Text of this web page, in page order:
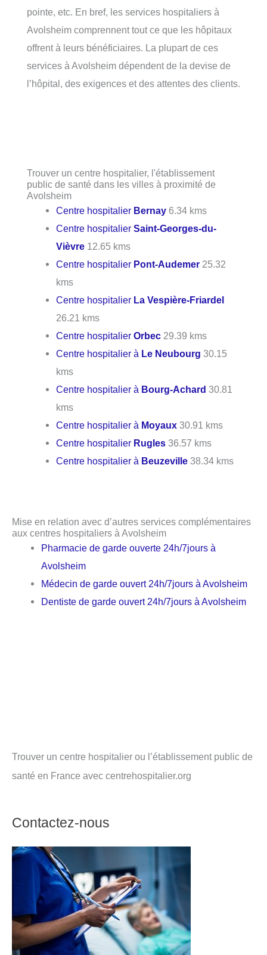
pointe, etc. En bref, les services hospitaliers à
Avolsheim comprennent tout ce que les hôpitaux
offrent à leurs bénéficiaires. La plupart de ces
services à Avolsheim dépendent de la devise de
l’hôpital, des exigences et des attentes des clients.
Trouver un centre hospitalier, l'établissement
public de santé dans les villes à proximité de
Avolsheim
Centre hospitalier Bernay 6.34 kms
Centre hospitalierSaint-Georges-du-
Vièvre 12.65 kms
Centre hospitalier Pont-Audemer 25.32
kms
Centre hospitalier La Vespière-Friardel
26.21 kms
Centre hospitalierOrbec 29.39 kms
Centre hospitalier à Le Neubourg 30.15
kms
Centre hospitalier à Bourg-Achard 30.81
kms
Centre hospitalier à Moyaux 30.91 kms
Centre hospitalier Rugles 36.57 kms
Centre hospitalier à Beuzeville 38.34 kms
Mise en relation avec d’autres services complémentaires
aux centres hospitaliers à Avolsheim
Pharmacie de garde ouverte 24h/7jours à
Avolsheim
Médecin de garde ouvert 24h/7jours à Avolsheim
Dentiste de garde ouvert 24h/7jours à Avolsheim
Trouver un centre hospitalier ou l’établissement public de
santé en France avec centrehospitalier.org
Contactez-nous